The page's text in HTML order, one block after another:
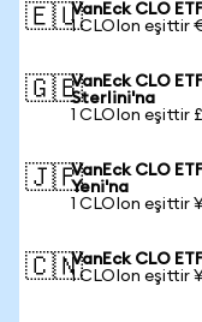
🇪🇺VanEck CLO
1 CLOIon eşittir
🇬🇧VanEck CLO
Sterlini'na
1 CLOIon eşittir
🇯🇵VanEck CLO
Yeni'na
1 CLOIon eşittir
🇨🇳VanEck CLO
1 CLOIon eşittir